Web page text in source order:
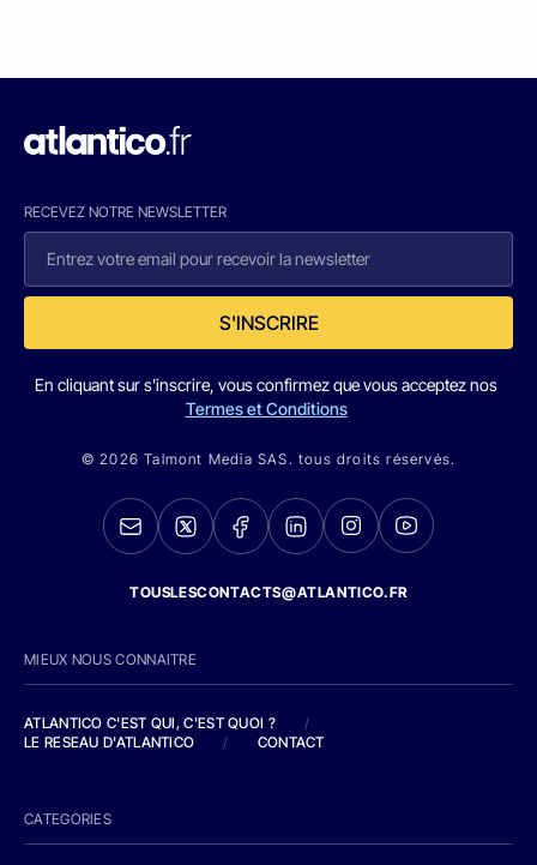
RECEVEZ NOTRE NEWSLETTER
S'INSCRIRE
En cliquant sur s'inscrire, vous confirmez que vous acceptez nos
Termes et Conditions
© 2026 Talmont Media SAS. tous droits réservés.
TOUSLESCONTACTS@ATLANTICO.FR
MIEUX NOUS CONNAITRE
ATLANTICO C'EST QUI, C'EST QUOI ?
/
LE RESEAU D'ATLANTICO
/ CONTACT
CATEGORIES